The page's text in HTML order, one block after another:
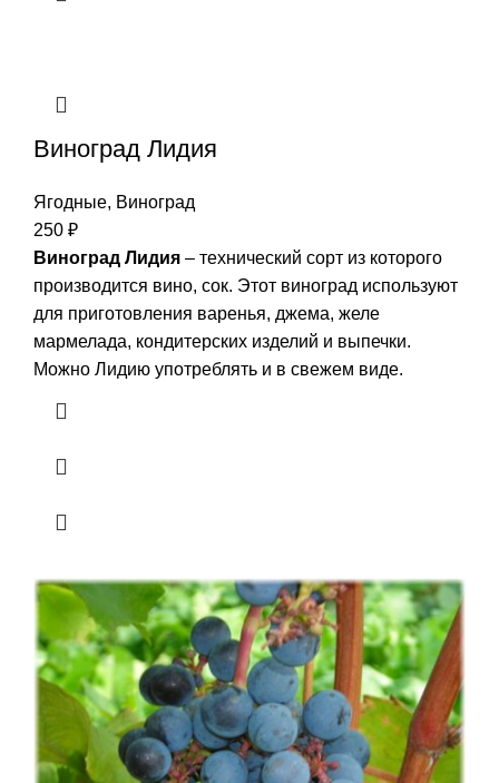
Виноград Лидия
Ягодные, Виноград
250 ₽
Виноград Лидия – технический сорт из которого
производится вино, сок. Этот виноград используют
для приготовления варенья, джема, желе
мармелада, кондитерских изделий и выпечки.
Можно Лидию употреблять и в свежем виде.